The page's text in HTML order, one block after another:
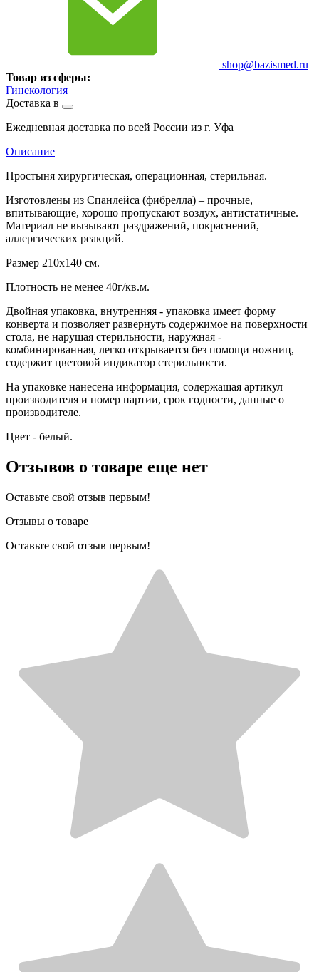
shop@bazismed.ru
Товар из сферы:
Гинекология
Доставка в
Ежедневная доставка по всей России из г. Уфа
Описание
Простыня хирургическая, операционная, стерильная.
Изготовлены из Спанлейса (фибрелла) – прочные,
впитывающие, хорошо пропускают воздух, антистатичные.
Материал не вызывают раздражений, покраснений,
аллергических реакций.
Размер 210х140 см.
Плотность не менее 40г/кв.м.
Двойная упаковка, внутренняя - упаковка имеет форму
конверта и позволяет развернуть содержимое на поверхности
стола, не нарушая стерильности, наружная -
комбинированная, легко открывается без помощи ножниц,
содержит цветовой индикатор стерильности.
На упаковке нанесена информация, содержащая артикул
производителя и номер партии, срок годности, данные о
производителе.
Цвет - белый.
Отзывов о товаре еще нет
Оставьте свой отзыв первым!
Отзывы о товаре
Оставьте свой отзыв первым!